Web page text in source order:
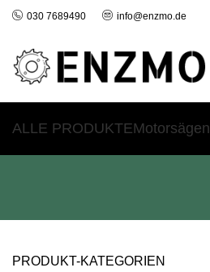
030 7689490 info@enzmo.de
ALLE PRODUKTEMotorsägen
PRODUKT-KATEGORIEN